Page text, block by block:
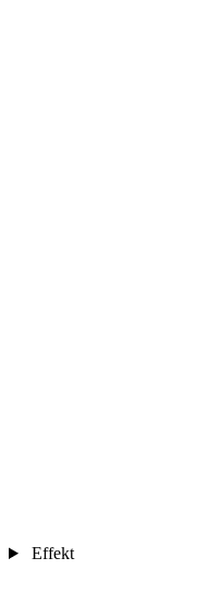
Effekt